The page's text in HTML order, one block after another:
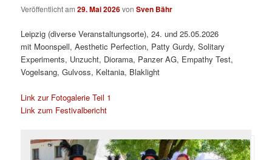
Veröffentlicht am29. Mai 2026vonSven Bähr
Leipzig (diverse Veranstaltungsorte), 24. und 25.05.2026
mit Moonspell, Aesthetic Perfection, Patty Gurdy, Solitary
Experiments, Unzucht, Diorama, Panzer AG, Empathy Test,
Vogelsang, Gulvoss, Keltania, Blaklight
Link zur Fotogalerie Teil 1
Link zum Festivalbericht